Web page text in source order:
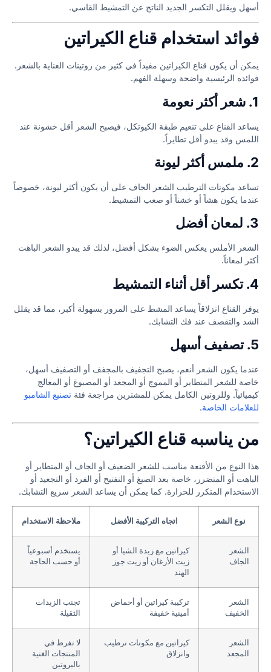
أسهل ويقلل التكسر الجديد الناتج عن التمشيط القاسي.
فوائد استخدام قناع الكيراتين
يمكن أن يكون قناع الكيراتين مفيداً في كثير من روتينات العناية بالشعر.
فوائده الرئيسية واضحة وسهلة الفهم.
1. شعر أكثر نعومة
يساعد القناع على تنعيم طبقة الكيوتكل، فيصبح الشعر أقل خشونة عند
اللمس وقد يبدو أقل تطايراً.
2. ملمس أكثر ليونة
تساعد مكونات الترطيب الشعر الجاف على أن يكون أكثر ليونة، خصوصاً
عندما يكون هشاً أو خشناً أو صعب التمشيط.
3. لمعان أفضل
الشعر الأملس يعكس الضوء بشكل أفضل، لذلك قد يبدو الشعر الباهت
أكثر لمعاناً.
4. تكسر أقل أثناء التمشيط
يوفر القناع انزلاقاً يساعد المشط على المرور بسهولة أكبر، مما قد يقلل
الشد والتقصف عند فك التشابك.
5. تصفيف أسهل
عندما يكون الشعر أنعم، يصبح التجفيف بالمجفف أو التصفيف أسهل،
خاصة للشعر المتطاير أو المموج أو المجعد أو المصبوغ أو المعالج
كيميائياً. وللروتين الكامل يمكن للمشترين مراجعة فئة تصنيع الشامبو
للعلامات الخاصة.
من يناسبه قناع الكيراتين؟
هذا النوع من الأقنعة مناسب للشعر الضعيف أو الجاف أو المتطاير أو
الباهت أو المتضرر، خاصة بعد الصبغ أو التفتيح أو الفرد أو التجعيد أو
الاستخدام المتكرر للحرارة. كما يمكن أن يساعد الشعر سريع التشابك.
نوع الشعر اتجاه التركيبة الأفضل ملاحظة الاستخدام
الشعر
الجاف
كيراتين مع زبدة الشيا أو
زيت الأرغان أو زيت جوز
الهند
يستخدم أسبوعياً
أو حسب الحاجة
الشعر
الخفيف
تركيبة كيراتين أو أحماض
أمينية خفيفة
تجنب الزبدات
الثقيلة
الشعر
المجعد
كيراتين مع مكونات ترطيب
وانزلاق
لا تفرط في
المنتجات الغنية
بالبروتين